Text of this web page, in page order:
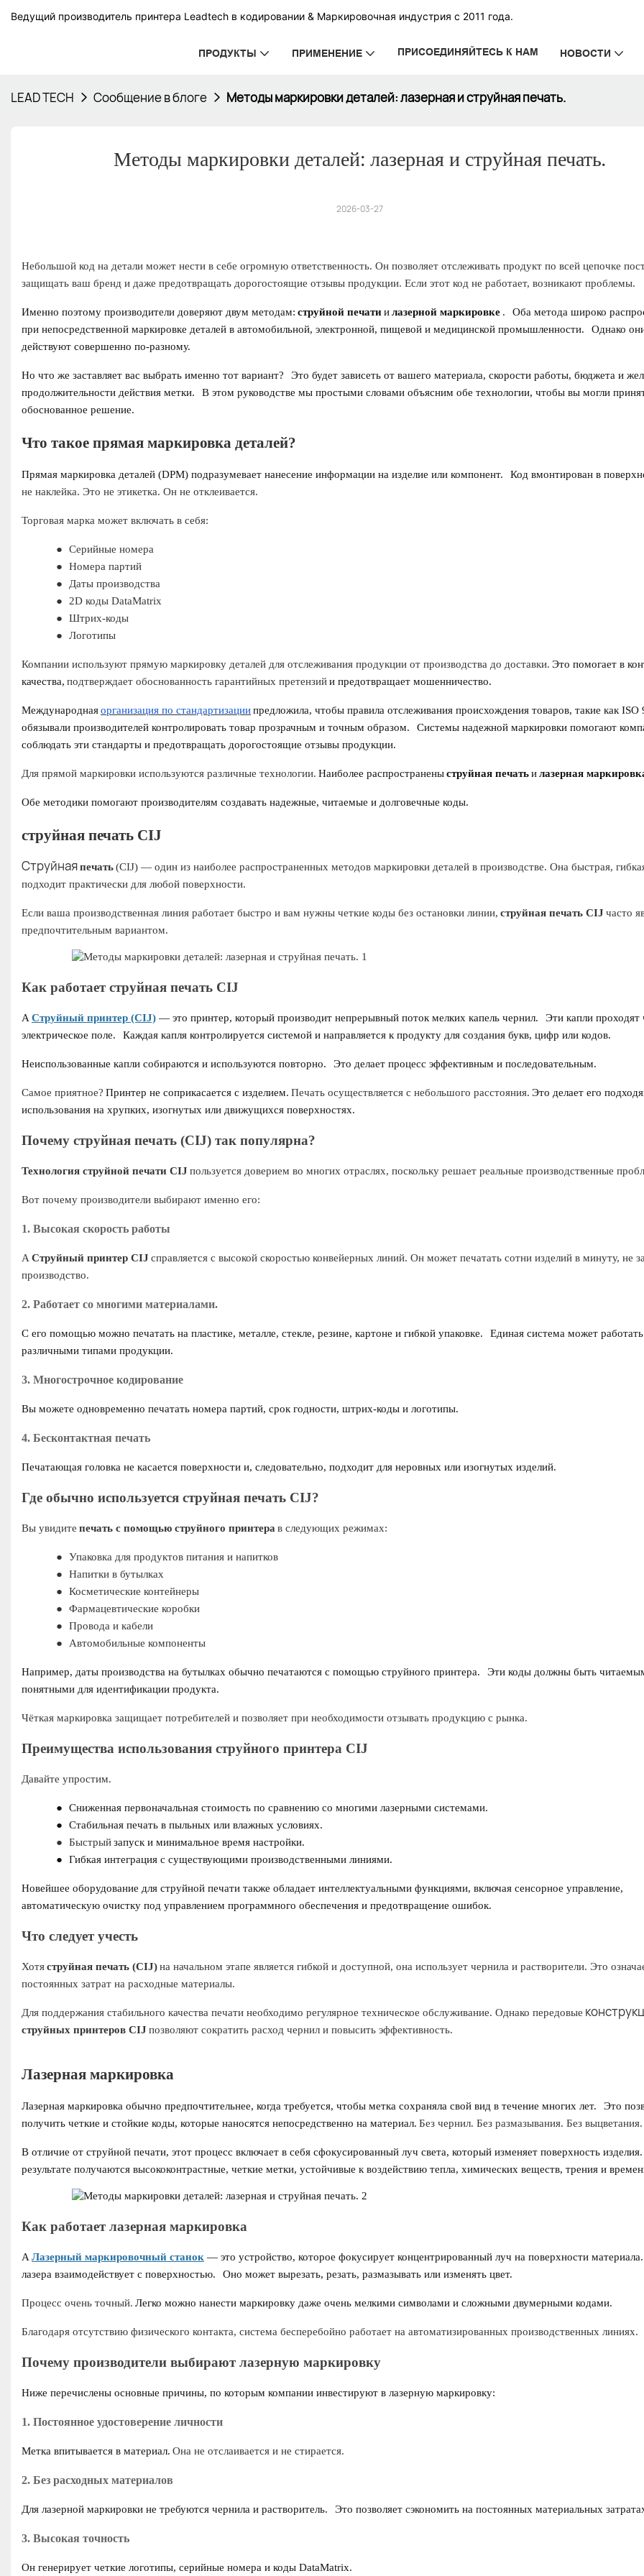
Ведущий производитель принтера Leadtech в кодировании & Маркировочная индустрия с 2011 года.
ПРОДУКТЫ ПРИМЕНЕНИЕ ПРИСОЕДИНЯЙТЕСЬ К НАМ НОВОСТИ
LEAD TECH Сообщение в блоге Методы маркировки деталей: лазерная и струйная печать.
Методы маркировки деталей: лазерная и струйная печать.
2026-03-27
Небольшой код на детали может нести в себе огромную ответственность. Он позволяет отслеживать продукт по всей цепочке
защищать ваш бренд и даже предотвращать дорогостоящие отзывы продукции. Если этот код не работает, возникают проблемы.
Именно поэтому производители доверяют двум методам: струйной печатиилазерной маркировке .
Оба метода широко
при непосредственной маркировке деталей в автомобильной, электронной, пищевой и медицинской промышленности.
Однако
действуют совершенно по-разному.
Но что же заставляет вас выбрать именно тот вариант?
Это будет зависеть от вашего материала, скорости работы, бюджета и
продолжительности действия метки.
В этом руководстве мы простыми словами объясним обе технологии, чтобы вы могли
обоснованное решение.
Что такое прямая маркировка деталей?
Прямая маркировка деталей (DPM) подразумевает нанесение информации на изделие или компонент.
Код вмонтирован в
не наклейка. Это не этикетка. Он не отклеивается.
Торговая марка может включать в себя:
●
Серийные номера
●
Номера партий
●
Даты производства
●
2D коды DataMatrix
●
Штрих-коды
●
Логотипы
Компании используют прямую маркировку деталей для отслеживания продукции от производства до доставки. Это помогает в
качества, подтверждает обоснованность гарантийных претензийи предотвращает мошенничество.
Международнаяорганизация по стандартизациипредложила, чтобы правила отслеживания происхождения товаров, такие как ISO
обязывали производителей контролировать товар прозрачным и точным образом.
Системы надежной маркировки помогают
соблюдать эти стандарты и предотвращать дорогостоящие отзывы продукции.
Для прямой маркировки используются различные технологии. Наиболее распространеныструйная печатьилазерная
Обе методики помогают производителям создавать надежные, читаемые и долговечные коды.
струйная печать CIJ
Струйнаяпечать(CIJ) — один из наиболее распространенных методов маркировки деталей в производстве. Она быстрая,
подходит практически для любой поверхности.
Если ваша производственная линия работает быстро и вам нужны четкие коды без остановки линии, струйная печать CIJ часто
предпочтительным вариантом.
Как работает струйная печать CIJ
A Струйный принтер (CIJ) — это принтер, который производит непрерывный поток мелких капель чернил.
Эти капли проходят
электрическое поле.
Каждая капля контролируется системой и направляется к продукту для создания букв, цифр или кодов.
Неиспользованные капли собираются и используются повторно. Это делает процесс эффективным и последовательным.
Самое приятное? Принтер не соприкасается с изделием. Печать осуществляется с небольшого расстояния. Это делает его
использования на хрупких, изогнутых или движущихся поверхностях.
Почему струйная печать (CIJ) так популярна?
Технология струйной печати CIJ пользуется доверием во многих отраслях, поскольку решает реальные производственные
Вот почему производители выбирают именно его:
1. Высокая скорость работы
A Струйный принтер CIJ справляется с высокой скоростью конвейерных линий. Он может печатать сотни изделий в минуту, не
производство.
2. Работает со многими материалами.
С его помощью можно печатать на пластике, металле, стекле, резине, картоне и гибкой упаковке.
Единая система может
различными типами продукции.
3. Многострочное кодирование
Вы можете одновременно печатать номера партий, срок годности, штрих-коды и логотипы.
4. Бесконтактная печать
Печатающая головка не касается поверхности и, следовательно, подходит для неровных или изогнутых изделий.
Где обычно используется струйная печать CIJ?
Вы увидите печать с помощью струйного принтера в следующих режимах:
●
Упаковка для продуктов питания и напитков
●
Напитки в бутылках
●
Косметические контейнеры
●
Фармацевтические коробки
●
Провода и кабели
●
Автомобильные компоненты
Например, даты производства на бутылках обычно печатаются с помощью струйного принтера.
Эти коды должны быть
понятными для идентификации продукта.
Чёткая маркировка защищает потребителей и позволяет при необходимости отзывать продукцию с рынка.
Преимущества использования струйного принтера CIJ
Давайте упростим.
●
Сниженная первоначальная стоимость по сравнению со многими лазерными системами.
●
Стабильная печать в пыльных или влажных условиях.
●
Быстрыйзапуск и минимальное время настройки.
●
Гибкая интеграция с существующими производственными линиями.
Новейшее оборудование для струйной печати также обладает интеллектуальными функциями, включая сенсорное управление,
автоматическую очистку под управлением программного обеспечения и предотвращение ошибок.
Что следует учесть
Хотяструйная печать (CIJ)на начальном этапе является гибкой и доступной, она использует чернила и растворители. Это
постоянных затрат на расходные материалы.
Для поддержания стабильного качества печати необходимо регулярное техническое обслуживание. Однако передовые
струйных принтеров CIJ позволяют сократить расход чернил и повысить эффективность.
Лазерная маркировка
Лазерная маркировка обычно предпочтительнее, когда требуется, чтобы метка сохраняла свой вид в течение многих лет.
Это
получить четкие и стойкие коды, которые наносятся непосредственно на материал. Без чернил. Без размазывания. Без выцветания.
В отличие от струйной печати, этот процесс включает в себя сфокусированный луч света, который изменяет поверхность изделия.
результате получаются высококонтрастные, четкие метки, устойчивые к воздействию тепла, химических веществ, трения и
Как работает лазерная маркировка
A Лазерный маркировочный станок — это устройство, которое фокусирует концентрированный луч на поверхности материала.
лазера взаимодействует с поверхностью.
Оно может вырезать, резать, размазывать или изменять цвет.
Процесс очень точный. Легко можно нанести маркировку даже очень мелкими символами и сложными двумерными кодами.
Благодаря отсутствию физического контакта, система бесперебойно работает на автоматизированных производственных линиях.
Почему производители выбирают лазерную маркировку
Ниже перечислены основные причины, по которым компании инвестируют в лазерную маркировку:
1. Постоянное удостоверение личности
Метка впитывается в материал. Она не отслаивается и не стирается.
2. Без расходных материалов
Для лазерной маркировки не требуются чернила и растворитель. Это позволяет сэкономить на постоянных материальных
3. Высокая точность
Он генерирует четкие логотипы, серийные номера и коды DataMatrix.